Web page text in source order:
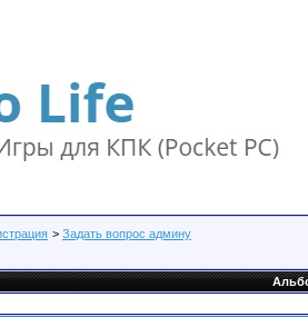
> Задать вопрос админу